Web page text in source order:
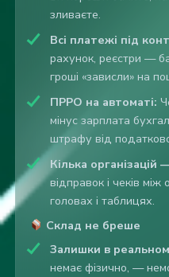
зливаєте.
Всі платежі під
рахунок, реєстри —
гроші «зависли» на
ПРРО на автоматі:
мінус зарплата
штрафу від
Кілька організацій
відправок і чеків між
головах і таблицях.
Склад не бреше
Залишки в
немає фізично, —